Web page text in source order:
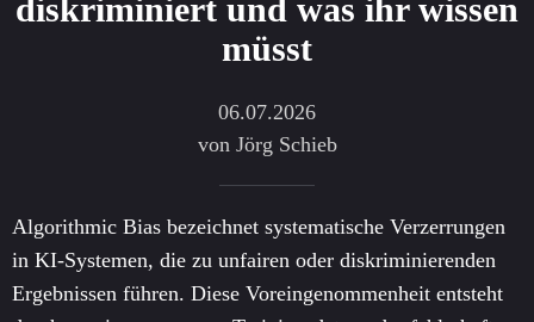
diskriminiert und was ihr wissen
müsst
06.07.2026
von Jörg Schieb
Algorithmic Bias bezeichnet systematische Verzerrungen
in KI-Systemen, die zu unfairen oder diskriminierenden
Ergebnissen führen. Diese Voreingenommenheit entsteht